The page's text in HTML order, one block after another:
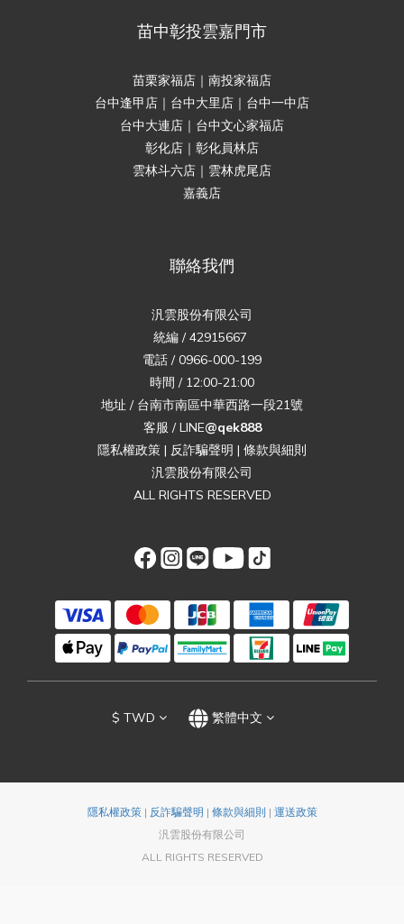
苗中彰投雲嘉門市
苗栗家福店｜南投家福店
台中逢甲店｜台中大里店｜台中一中店
台中大連店｜台中文心家福店
彰化店｜彰化員林店
雲林斗六店｜雲林虎尾店
嘉義店
聯絡我們
汎雲股份有限公司
統編 / 42915667
電話 / 0966-000-199
時間 / 12:00-21:00
地址 / 台南市南區中華西路一段21號
客服 / LINE@qek888
隱私權政策 | 反詐騙聲明 | 條款與細則
汎雲股份有限公司
ALL RIGHTS RESERVED
$ TWD 繁體中文
隱私權政策| 反詐騙聲明 | 條款與細則 | 運送政策
汎雲股份有限公司
ALL RIGHTS RESERVED